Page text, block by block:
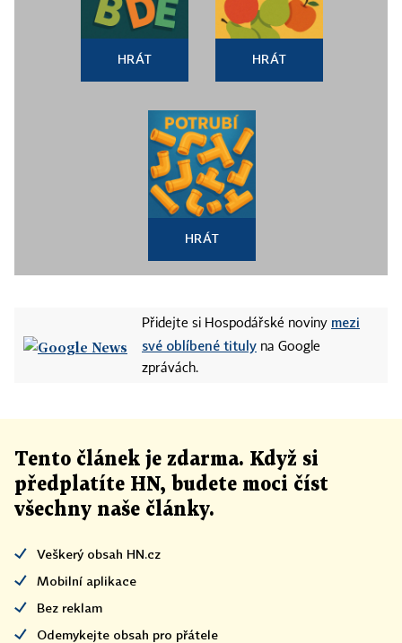
HRÁT HRÁT
HRÁT
Přidejte si Hospodářské noviny mezi
své oblíbené tituly na Google
zprávách.
Tento článek je zdarma. Když si
předplatíte HN, budete moci číst
všechny naše články.
Veškerý obsah HN.cz
Mobilní aplikace
Bez reklam
Odemykejte obsah pro přátele